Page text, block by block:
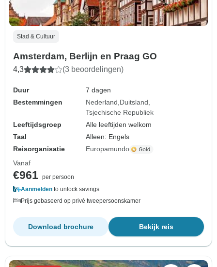
Stad & Cultuur
Amsterdam, Berlijn en Praag GO
4,3 (3 beoordelingen)
Duur
7 dagen
Bestemmingen
Nederland Duitsland
Tsjechische Republiek
Leeftijdsgroep
Alle leeftijden welkom
Taal
Alleen: Engels
Reisorganisatie
Europamundo
Vanaf
€961 per persoon
Aanmelden to unlock savings
Prijs gebaseerd op privé tweepersoonskamer
Bekijk reis
Download brochure